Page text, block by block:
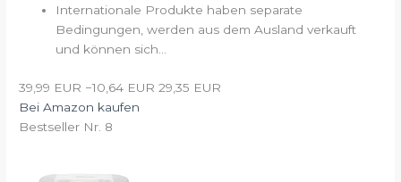
Internationale Produkte haben separate
Bedingungen, werden aus dem Ausland verkauft
und können sich...
39,99 EUR −10,64 EUR 29,35 EUR
Bei Amazon kaufen
Bestseller Nr. 8